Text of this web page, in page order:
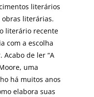
literários
literárias.
literário recente
com a escolha
de ler “A
uma
há muitos anos
elabora suas